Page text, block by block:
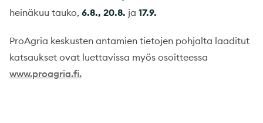
heinäkuu tauko, 6.8., 20.8. ja 17.9.
ProAgria keskusten antamien tietojen pohjalta laaditut
katsaukset ovat luettavissa myös osoitteessa
www.proagria.fi.